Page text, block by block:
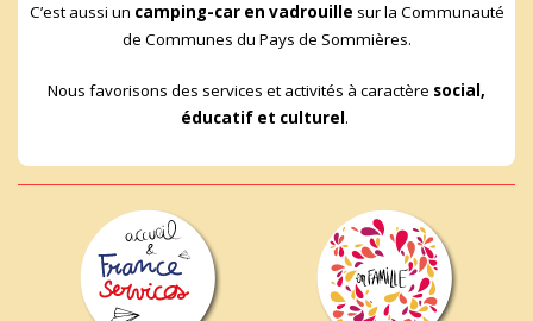
C’est aussi un camping-car en vadrouille sur la Communauté
de Communes du Pays de Sommières.
Nous favorisons des services et activités à caractère social,
éducatif et culturel .